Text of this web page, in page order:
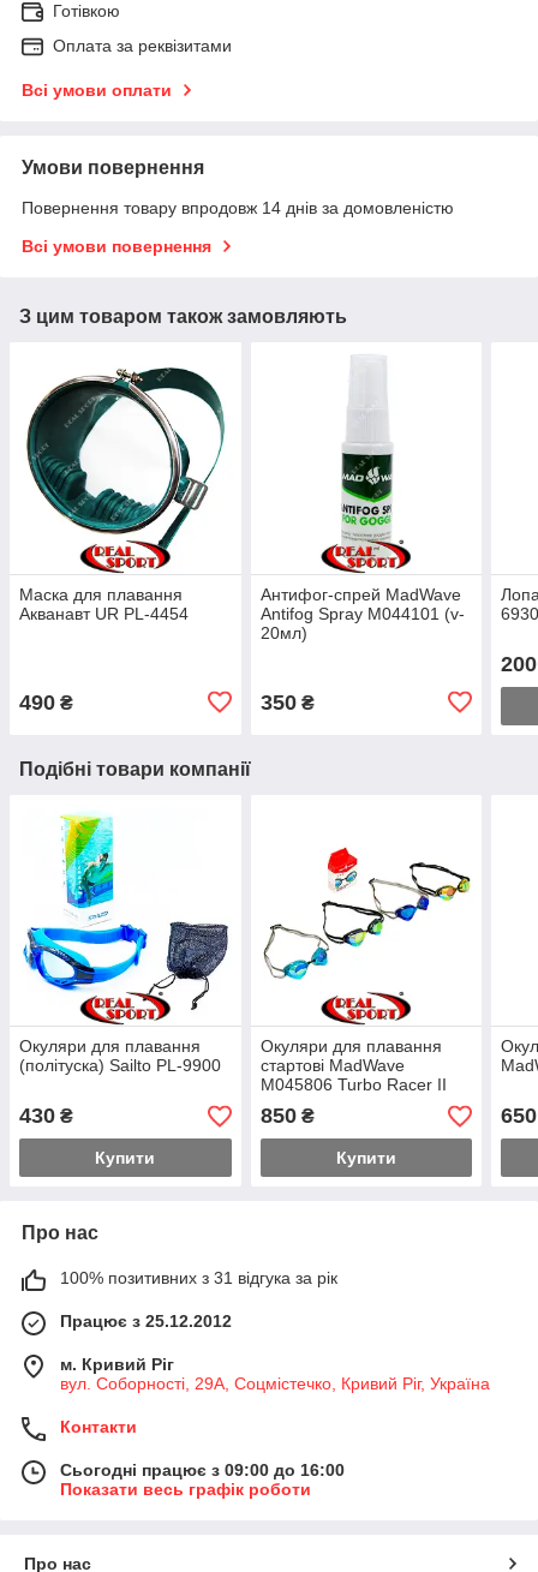
Готівкою
Оплата за реквізитами
Всі умови оплати
Умови повернення
Повернення товару впродовж 14 днів за домовленістю
Всі умови повернення
З цим товаром також замовляють
Маска для плавання
Акванавт UR PL-4454
490 ₴
Антифог-спрей MadWave
Antifog Spray M044101 (v-
20мл)
350₴
200
Подібні товари компанії
Окуляри для плавання
(політуска) Sailto PL-9900
430 ₴
Купити
Окуляри для плавання
стартові MadWave
M045806 Turbo Racer II
Rainbow
850₴
Купити
650
Про нас
100% позитивних з 31 відгука за рік
Працює з 25.12.2012
м. Кривий Ріг
вул. Соборності, 29А, Соцмістечко, Кривий Ріг, Україна
Контакти
Сьогодні працює з 09:00 до 16:00
Показати весь графік роботи
Про нас